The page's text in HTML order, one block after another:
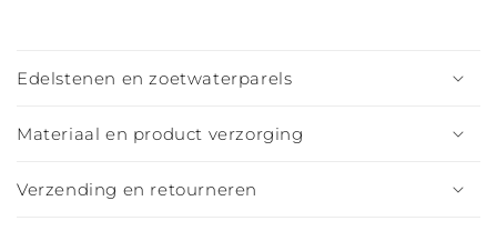
k
l
p
Edelstenen en zoetwaterparels
Materiaal en product verzorging
Verzending en retourneren